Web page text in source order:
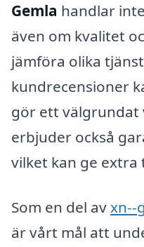
Gemla handlar
även om kvalitet
jämföra olika
kundrecensioner
gör ett välgrundat
erbjuder också
vilket kan ge extra
Som en del avxn--
är vårt mål att